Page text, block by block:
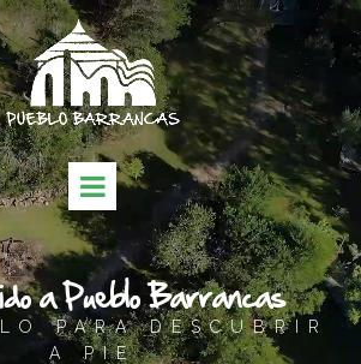
a Pueblo Barrancas
PARA DESCUBRIR
A PIE